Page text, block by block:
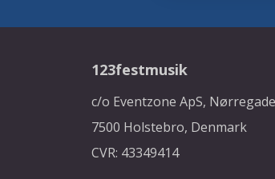
123festmusik
c/o Eventzone ApS,
7500 Holstebro, Denmark
CVR: 43349414